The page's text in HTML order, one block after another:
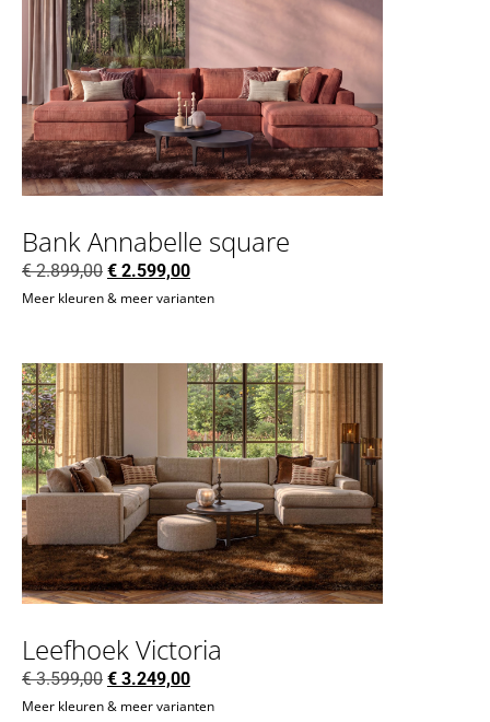
Bank Annabelle square
€2.899,00 € 2.599,00
Meer kleuren & meer varianten
Leefhoek Victoria
€3.599,00 € 3.249,00
Meer kleuren & meer varianten